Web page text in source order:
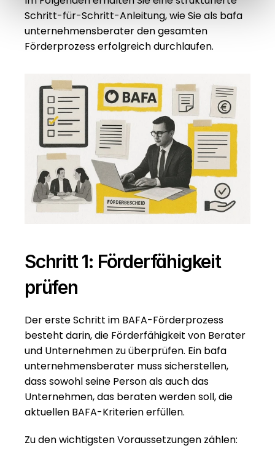
Schritt-für-Schritt-Anleitung, wie Sie als bafa
unternehmensberater den gesamten
Förderprozess erfolgreich durchlaufen.
Schritt 1: Förderfähigkeit
prüfen
Der erste Schritt im BAFA-Förderprozess
besteht darin, die Förderfähigkeit von Berater
und Unternehmen zu überprüfen. Ein bafa
unternehmensberater muss sicherstellen,
dass sowohl seine Person als auch das
Unternehmen, das beraten werden soll, die
aktuellen BAFA-Kriterien erfüllen.
Zu den wichtigsten Voraussetzungen zählen: